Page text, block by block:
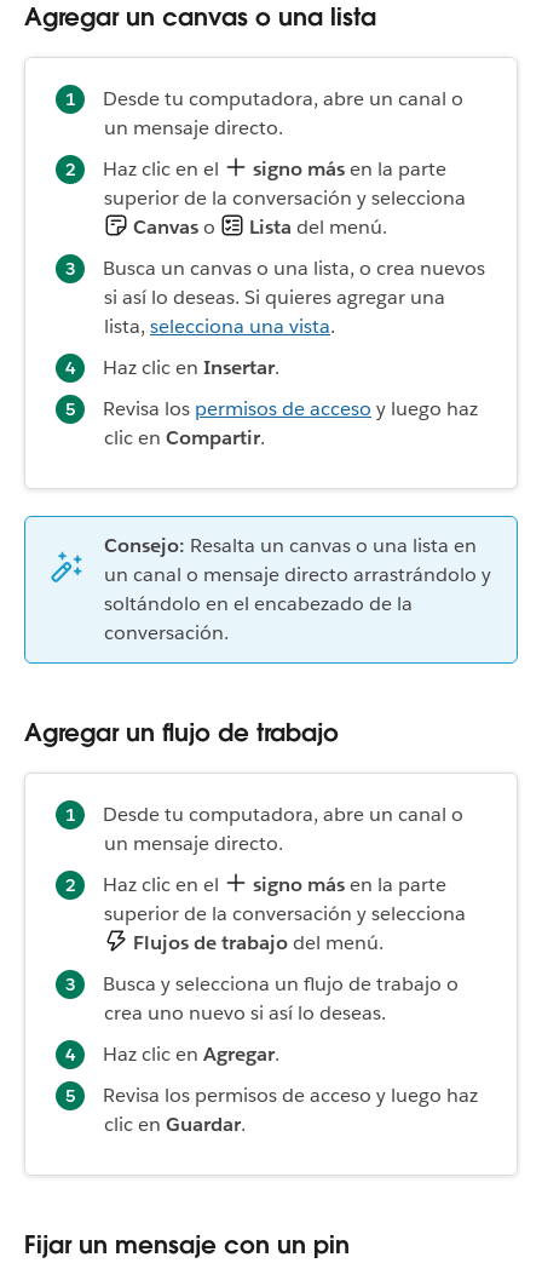
Agregar un canvas o una lista
Desde tu computadora, abre un canal o
un mensaje directo.
Haz clic en el
signo másen la parte
superior de la conversación y selecciona
Canvaso Lista del menú.
Busca un canvas o una lista, o crea nuevos
si así lo deseas. Si quieres agregar una
lista, selecciona una vista.
Haz clic en Insertar.
Revisa los permisos de acceso y luego haz
clic en Compartir.
Consejo: Resalta un canvas o una lista en
un canal o mensaje directo arrastrándolo y
soltándolo en el encabezado de la
conversación.
Agregar un flujo de trabajo
Desde tu computadora, abre un canal o
un mensaje directo.
Haz clic en el
signo másen la parte
superior de la conversación y selecciona
Flujos de trabajodel menú.
Busca y selecciona un flujo de trabajo o
crea uno nuevo si así lo deseas.
Haz clic en Agregar.
Revisa los permisos de acceso y luego haz
clic en Guardar.
Fijar un mensaje con un pin